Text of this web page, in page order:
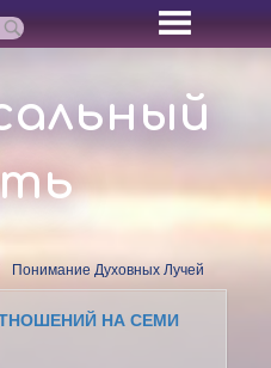
Понимание Духовных Лучей
НА СЕМИ